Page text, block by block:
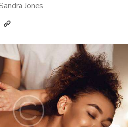
Jones